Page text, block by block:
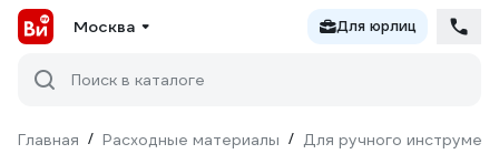
Москва Для юрлиц
Поиск в каталоге
Главная / Расходные материалы / Для ручного